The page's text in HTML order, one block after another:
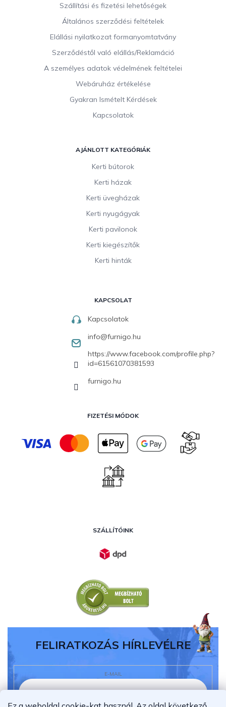
Szállítási és fizetési lehetőségek
Általános szerződési feltételek
Elállási nyilatkozat formanyomtatvány
Szerződéstől való elállás/Reklamáció
A személyes adatok védelmének feltételei
Webáruház értékelése
Gyakran Ismételt Kérdések
Kapcsolatok
AJÁNLOTT KATEGÓRIÁK
Kerti bútorok
Kerti házak
Kerti üvegházak
Kerti nyugágyak
Kerti pavilonok
Kerti kiegészítők
Kerti hinták
KAPCSOLAT
Kapcsolatok
info@furnigo.hu
https://www.facebook.com/profile.php?
id=61561070381593
furnigo.hu
FIZETÉSI MÓDOK
SZÁLLÍTÓINK
FELIRATKOZÁS HÍRLEVÉLRE
E-MAIL